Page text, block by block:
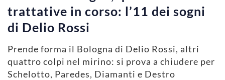
trattative in corso: l’11 dei sogni
di Delio Rossi
Prende forma il Bologna di Delio Rossi, altri
quattro colpi nel mirino: si prova a chiudere per
Schelotto, Paredes, Diamanti e Destro